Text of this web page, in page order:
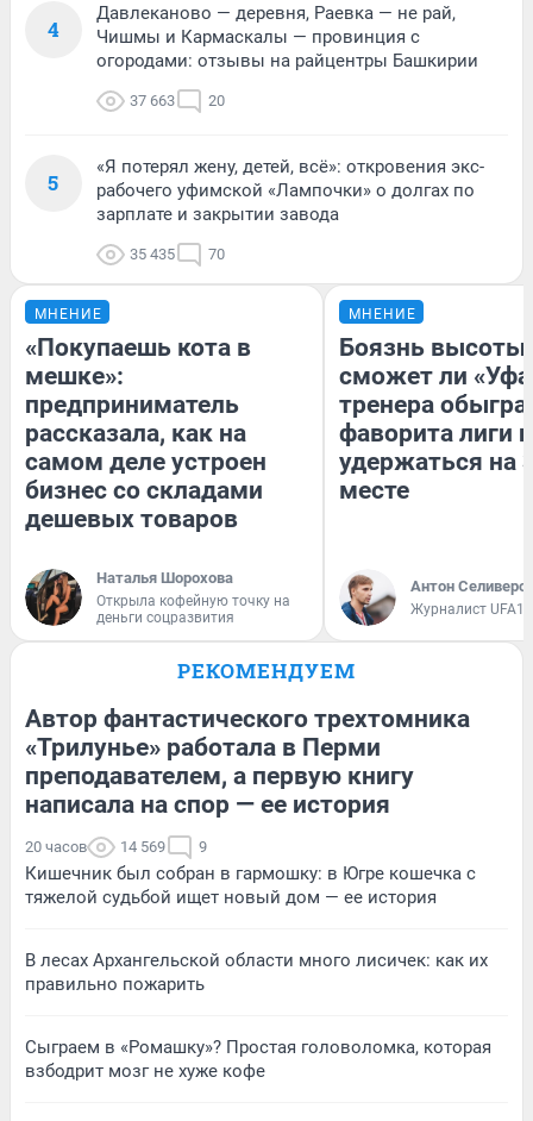
4
Давлеканово — деревня, Раевка — не рай,
Чишмы и Кармаскалы — провинция с
огородами: отзывы на райцентры Башкирии
37 663 20
5
«Я потерял жену, детей, всё»: откровения экс-
рабочего уфимской «Лампочки» о долгах по
зарплате и закрытии завода
35 435 70
МНЕНИЕ
«Покупаешь кота в
мешке»:
предприниматель
рассказала, как на
самом деле устроен
бизнес со складами
дешевых товаров
Наталья Шорохова
Открыла кофейную точку на
деньги соцразвития
МНЕНИЕ
Боязнь высоты:
сможет ли
тренера
фаворита лиги и
удержаться на
месте
Антон
Журналист
РЕКОМЕНДУЕМ
Автор фантастического трехтомника
«Трилунье» работала в Перми
преподавателем, а первую книгу
написала на спор — ее история
20 часов 14 569 9
Кишечник был собран в гармошку: в Югре кошечка с
тяжелой судьбой ищет новый дом — ее история
В лесах Архангельской области много лисичек: как их
правильно пожарить
Сыграем в «Ромашку»? Простая головоломка, которая
взбодрит мозг не хуже кофе